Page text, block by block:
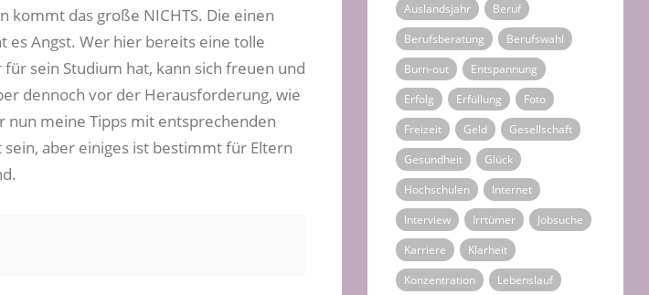
kommt das große NICHTS. Die einen
es Angst. Wer hier bereits eine tolle
sein Studium hat, kann sich freuen und
dennoch vor der Herausforderung, wie
nun meine Tipps mit entsprechenden
aber einiges ist bestimmt für Eltern
Auslandsjahr
Beruf
Berufsberatung
Berufswahl
Burn-out
Entspannung
Erfolg
Erfüllung
Foto
Freizeit
Geld
Gesellschaft
Gesundheit
Glück
Hochschulen
Internet
Interview
Irrtümer
Jobsuche
Karriere
Klarheit
Konzentration
Lebenslauf